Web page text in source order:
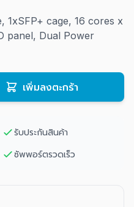
1xSFP+ cage, 16 cores x
panel, Dual Power
เพิ่มลงตะกร้า
รับประกันสินค้า
ซัพพอร์ตรวดเร็ว